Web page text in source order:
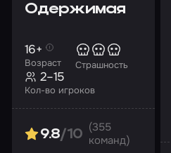
Одержимая
Возраст
16+
Страшность
Кол-во игроков
2–15
9.8/10
(355
команд)